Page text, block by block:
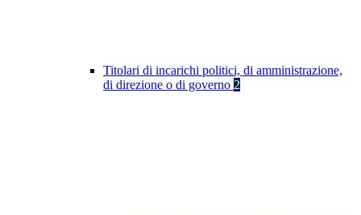
Titolari di incarichi politici, di amministrazione,
di direzione o di governo 2